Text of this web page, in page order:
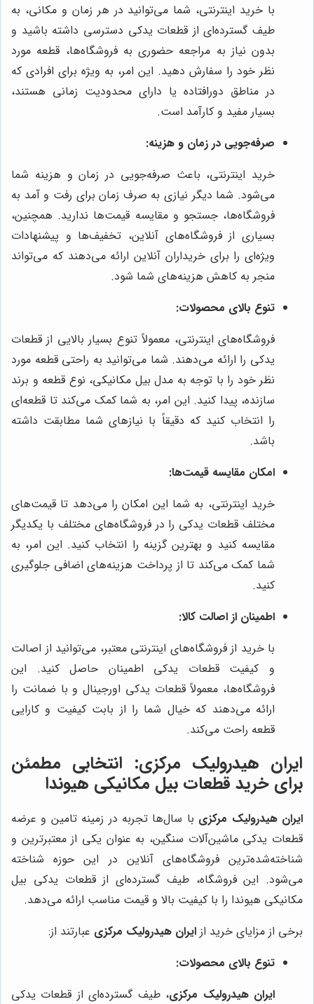
با خرید اینترنتی، شما می‌توانید در هر زمان و مکانی، به
طیف گسترده‌ای از قطعات یدکی دسترسی داشته باشید و
بدون نیاز به مراجعه حضوری به فروشگاه‌ها، قطعه مورد
نظر خود را سفارش دهید. این امر، به ویژه برای افرادی که
در مناطق دورافتاده یا دارای محدودیت زمانی هستند،
بسیار مفید و کارآمد است.
صرفه‌جویی در زمان و هزینه:
خرید اینترنتی، باعث صرفه‌جویی در زمان و هزینه شما
می‌شود. شما دیگر نیازی به صرف زمان برای رفت و آمد به
فروشگاه‌ها، جستجو و مقایسه قیمت‌ها ندارید. همچنین،
بسیاری از فروشگاه‌های آنلاین، تخفیف‌ها و پیشنهادات
ویژه‌ای را برای خریداران آنلاین ارائه می‌دهند که می‌تواند
منجر به کاهش هزینه‌های شما شود.
تنوع بالای محصولات:
فروشگاه‌های اینترنتی، معمولاً تنوع بسیار بالایی از قطعات
یدکی را ارائه می‌دهند. شما می‌توانید به راحتی قطعه مورد
نظر خود را با توجه به مدل بیل مکانیکی، نوع قطعه و برند
سازنده، پیدا کنید. این امر، به شما کمک می‌کند تا قطعه‌ای
را انتخاب کنید که دقیقاً با نیازهای شما مطابقت داشته
باشد.
امکان مقایسه قیمت‌ها:
خرید اینترنتی، به شما این امکان را می‌دهد تا قیمت‌های
مختلف قطعات یدکی را در فروشگاه‌های مختلف با یکدیگر
مقایسه کنید و بهترین گزینه را انتخاب کنید. این امر، به
شما کمک می‌کند تا از پرداخت هزینه‌های اضافی جلوگیری
کنید.
اطمینان از اصالت کالا:
با خرید از فروشگاه‌های اینترنتی معتبر، می‌توانید از اصالت
و کیفیت قطعات یدکی اطمینان حاصل کنید. این
فروشگاه‌ها، معمولاً قطعات یدکی اورجینال و با ضمانت را
ارائه می‌دهند که خیال شما را از بابت کیفیت و کارایی
قطعه راحت می‌کند.
ایران هیدرولیک مرکزی: انتخابی مطمئن
برای خرید قطعات بیل مکانیکی هیوندا
ایران هیدرولیک مرکزی با سال‌ها تجربه در زمینه تامین و عرضه
قطعات یدکی ماشین‌آلات سنگین، به عنوان یکی از معتبرترین و
شناخته‌شده‌ترین فروشگاه‌های آنلاین در این حوزه شناخته
می‌شود. این فروشگاه، طیف گسترده‌ای از قطعات یدکی بیل
مکانیکی هیوندا را با کیفیت بالا و قیمت مناسب ارائه می‌دهد.
برخی از مزایای خرید از ایران هیدرولیک مرکزی عبارتند از:
تنوع بالای محصولات:
ایران هیدرولیک مرکزی، طیف گسترده‌ای از قطعات یدکی